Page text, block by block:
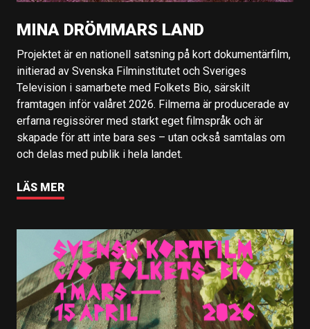
MINA DRÖMMARS LAND
Projektet är en nationell satsning på kort dokumentärfilm,
initierad av Svenska Filminstitutet och Sveriges
Television i samarbete med Folkets Bio, särskilt
framtagen inför valåret 2026. Filmerna är producerade av
erfarna regissörer med starkt eget filmspråk och är
skapade för att inte bara ses – utan också samtalas om
och delas med publik i hela landet.
LÄS MER